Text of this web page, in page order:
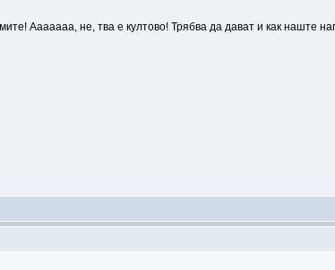
Ааааааа, не, тва е култово! Трябва да дават и как наште